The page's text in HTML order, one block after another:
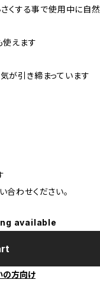
くする事で使用中に自然
使えます
が引き締まっています
わせください。
available
の方向け